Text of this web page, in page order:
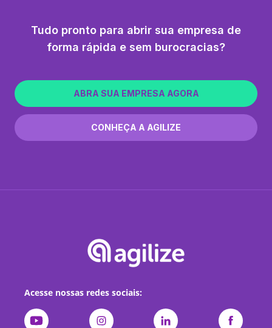
Tudo pronto para abrir sua empresa de
forma rápida e sem burocracias?
ABRA SUA EMPRESA AGORA
CONHEÇA A AGILIZE
Acesse nossas redes sociais: